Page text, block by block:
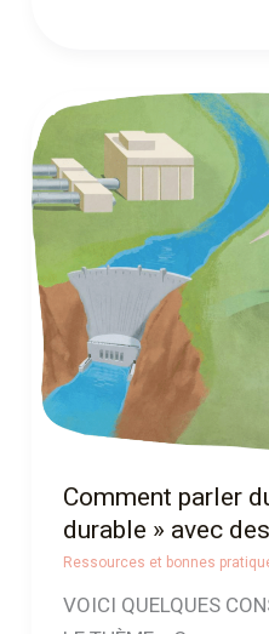
Comment parler
durable » avec
Ressources et bonnes
VOICI QUELQUES
Comment
parler
du
thème
« un
avenir
durable »
avec
des
enfants